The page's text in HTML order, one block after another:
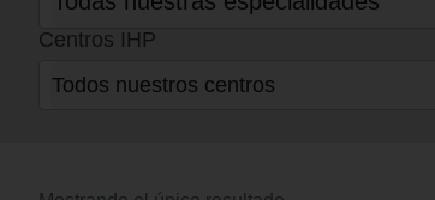
available
Centros IHP
19
available